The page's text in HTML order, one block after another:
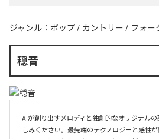
ジャンル： ポップ / カントリー / フォー
穏音
AIが創り出すメロディと独創的なオリジナル
しみください。最先端のテクノロジーと感性